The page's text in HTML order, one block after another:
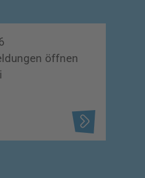
öffnen